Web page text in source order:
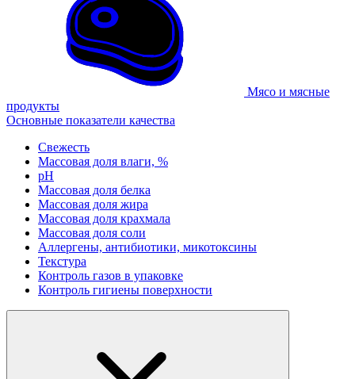
Мясо и мясные
продукты
Основные показатели качества
Свежесть
Массовая доля влаги, %
рН
Массовая доля белка
Массовая доля жира
Массовая доля крахмала
Массовая доля соли
Аллергены, антибиотики, микотоксины
Текстура
Контроль газов в упаковке
Контроль гигиены поверхности